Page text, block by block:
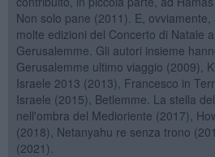
Non solo pane (2011). E,
molte edizioni del Concerto di Natale
Gerusalemme. Gli autori insieme
Gerusalemme ultimo viaggio (2009),
Israele 2013 (2013), Francesco in
Israele (2015), Betlemme. La stella
nell'ombra del Medioriente (2017),
(2018), Netanyahu re senza trono
(2021).